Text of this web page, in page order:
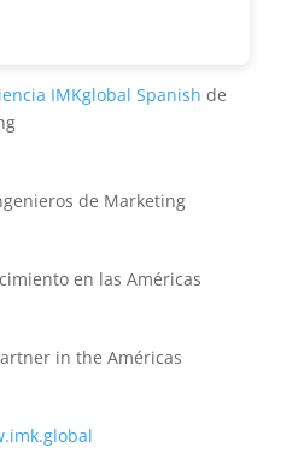
IMKglobal Spanish de
de Marketing
en las Américas
in the Américas